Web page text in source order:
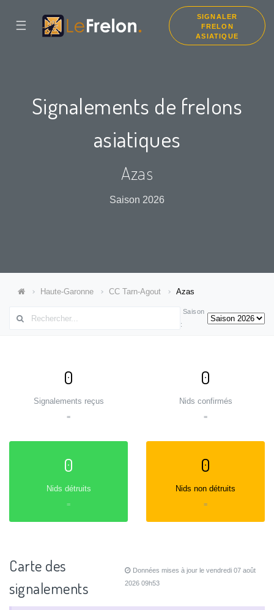
☰
SIGNALER
FRELON
ASIATIQUE
Signalements de frelons
asiatiques
Azas
Saison 2026
Haute-Garonne CC Tarn-Agout Azas
Saison
:
0
Signalements reçus
=
0
Nids confirmés
=
0
Nids détruits
=
0
Nids non détruits
=
Carte des
signalements
Données mises à jour le vendredi 07 août
2026 09h53